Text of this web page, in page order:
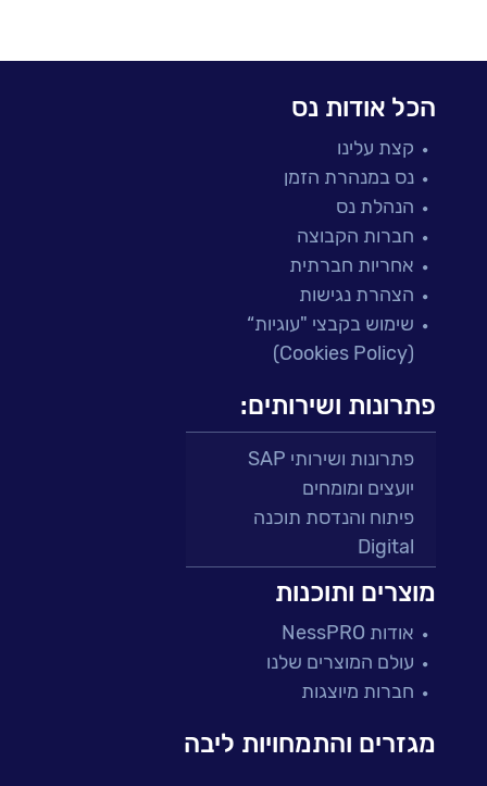
הכל אודות נס
קצת עלינו
נס במנהרת הזמן
הנהלת נס
חברות הקבוצה
אחריות חברתית
הצהרת נגישות
שימוש בקבצי "עוגיות“
(Cookies Policy)
פתרונות ושירותים:
פתרונות ושירותי SAP
יועצים ומומחים
פיתוח והנדסת תוכנה
Digital
פתרונות למגזר הפיננסי
מיקור חוץ ושירותים מנוהלים
בדיקות והבטחת איכות
עולמות הענן
עולמות הסייבר
מוצרים ותוכנות
אודות NessPRO
עולם המוצרים שלנו
חברות מיוצגות
מגזרים והתמחויות ליבה